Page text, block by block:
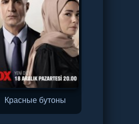
Красные бутоны